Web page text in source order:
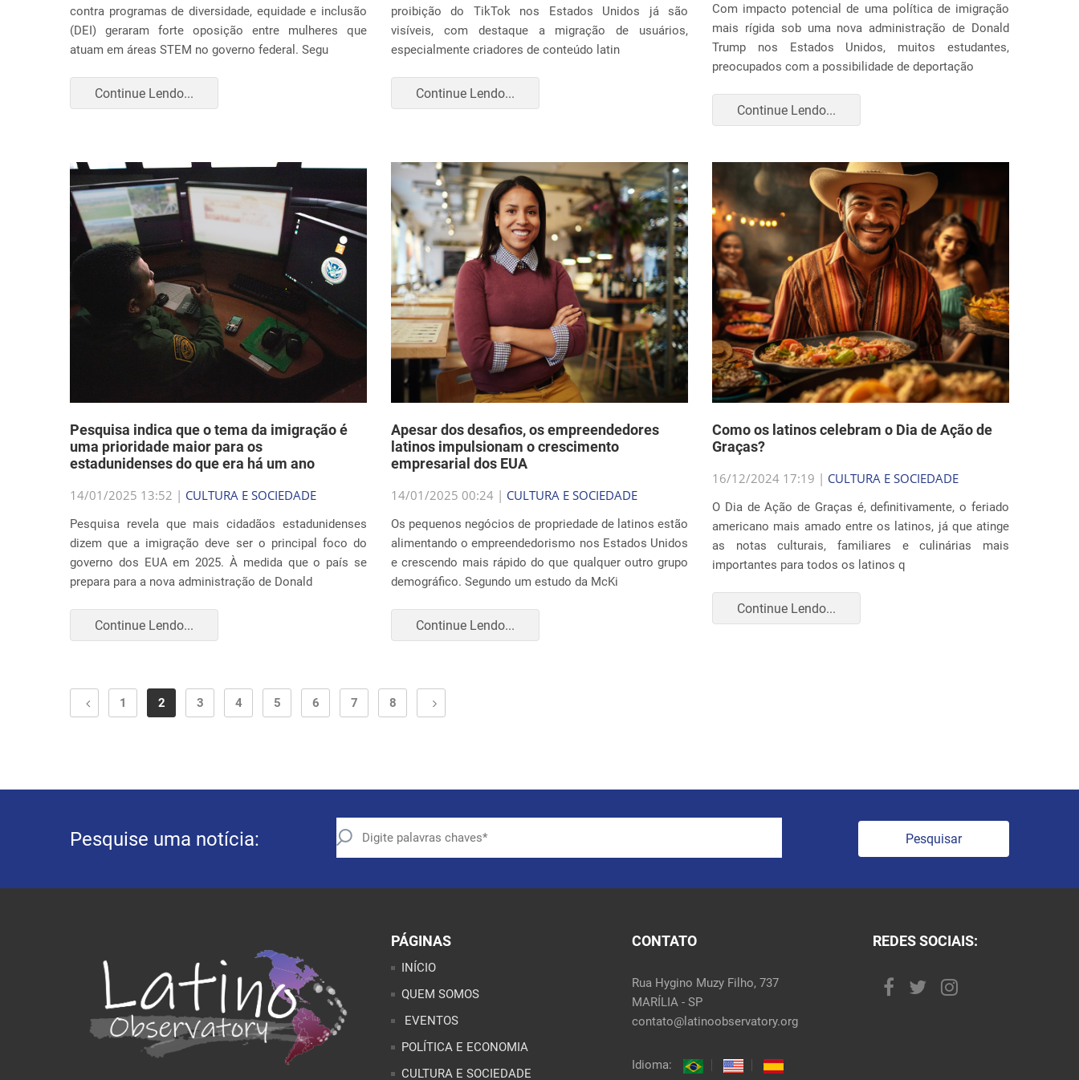
contra programas de diversidade, equidade e inclusão
(DEI) geraram forte oposição entre mulheres que
atuam em áreas STEM no governo federal. Segu
Continue Lendo...
proibição do TikTok nos Estados Unidos já são
visíveis, com destaque a migração de usuários,
especialmente criadores de conteúdo latin
Continue Lendo...
Com impacto potencial de uma política de imigração
mais rígida sob uma nova administração de Donald
Trump nos Estados Unidos, muitos estudantes,
preocupados com a possibilidade de deportação
Continue Lendo...
Pesquisa indica que o tema da imigração é
uma prioridade maior para os
estadunidenses do que era há um ano
14/01/2025 13:52 | CULTURA E SOCIEDADE
Pesquisa revela que mais cidadãos estadunidenses
dizem que a imigração deve ser o principal foco do
governo dos EUA em 2025. À medida que o país se
prepara para a nova administração de Donald
Continue Lendo...
Apesar dos desafios, os empreendedores
latinos impulsionam o crescimento
empresarial dos EUA
14/01/2025 00:24 | CULTURA E SOCIEDADE
Os pequenos negócios de propriedade de latinos estão
alimentando o empreendedorismo nos Estados Unidos
e crescendo mais rápido do que qualquer outro grupo
demográfico. Segundo um estudo da McKi
Continue Lendo...
Como os latinos celebram o Dia de Ação de
Graças?
16/12/2024 17:19 | CULTURA E SOCIEDADE
O Dia de Ação de Graças é, definitivamente, o feriado
americano mais amado entre os latinos, já que atinge
as notas culturais, familiares e culinárias mais
importantes para todos os latinos q
Continue Lendo...
1 2 3 4 5 6 7 8
Pesquise uma notícia: Pesquisar
PÁGINAS
INÍCIO
QUEM SOMOS
EVENTOS
POLÍTICA E ECONOMIA
CULTURA E SOCIEDADE
CONTATO
Rua Hygino Muzy Filho, 737
MARÍLIA - SP
contato@latinoobservatory.org
Idioma:
REDES SOCIAIS: